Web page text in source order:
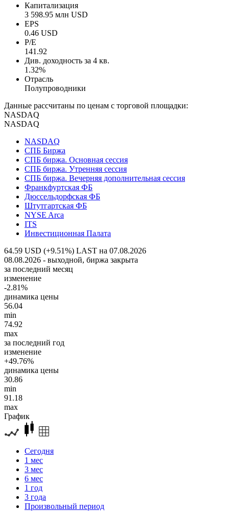
Капитализация
3 598.95 млн USD
EPS
0.46 USD
P/E
141.92
Див. доходность за 4 кв.
1.32%
Отрасль
Полупроводники
Данные рассчитаны по ценам с торговой площадки:
NASDAQ
NASDAQ
NASDAQ
СПБ Биржа
СПБ биржа. Основная сессия
СПБ биржа. Утренняя сессия
СПБ биржа. Вечерняя дополнительная сессия
Франкфуртская ФБ
Дюссельдорфская ФБ
Штутгартская ФБ
NYSE Arca
ITS
Инвестиционная Палата
64.59 USD (+9.51%) LAST на 07.08.2026
08.08.2026 - выходной, биржа закрыта
за последний месяц
изменение
-2.81%
динамика цены
56.04
min
74.92
max
за последний год
изменение
+49.76%
динамика цены
30.86
min
91.18
max
График
Сегодня
1 мес
3 мес
6 мес
1 год
3 года
Произвольный период